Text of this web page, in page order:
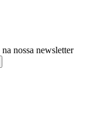
nossa newsletter